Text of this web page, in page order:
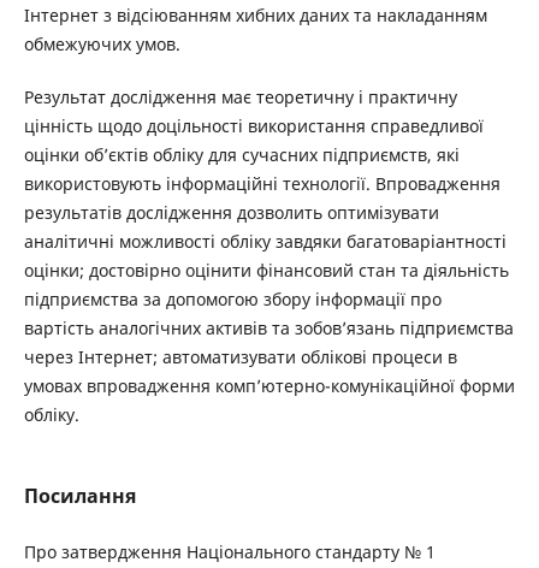
Інтернет з відсіюванням хибних даних та накладанням
обмежуючих умов.
Результат дослідження має теоретичну і практичну
цінність щодо доцільності використання справедливої
оцінки об’єктів обліку для сучасних підприємств, які
використовують інформаційні технології. Впровадження
результатів дослідження дозволить оптимізувати
аналітичні можливості обліку завдяки багатоваріантності
оцінки; достовірно оцінити фінансовий стан та діяльність
підприємства за допомогою збору інформації про
вартість аналогічних активів та зобов’язань підприємства
через Інтернет; автоматизувати облікові процеси в
умовах впровадження комп’ютерно-комунікаційної форми
обліку.
Посилання
Про затвердження Національного стандарту № 1